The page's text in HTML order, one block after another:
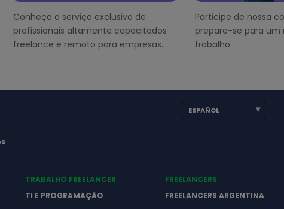
Conheça o serviço exclusivo de
profissionais altamente capacitados
freelance e remoto para empresas.
Participe de nossa
prepare-se para um
trabalho.
ESPAÑOL
TRABALHO FREELANCER
TI E PROGRAMAÇÃO
FREELANCERS
FREELANCERS ARGENTINA